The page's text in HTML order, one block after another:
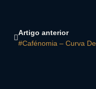
Artigo anterior